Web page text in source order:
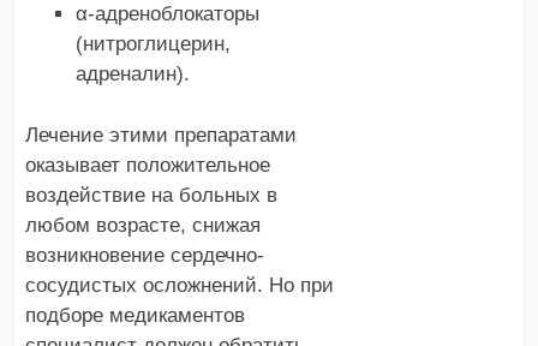
α-адреноблокаторы
(нитроглицерин,
адреналин).
Лечение этими препаратами
оказывает положительное
воздействие на больных в
любом возрасте, снижая
возникновение сердечно-
сосудистых осложнений. Но при
подборе медикаментов